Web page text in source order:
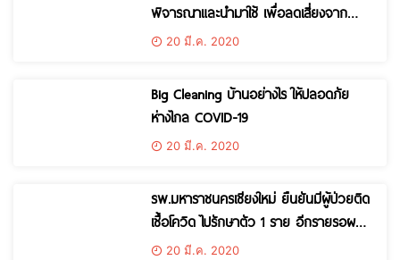
พิจารณาและนำมาใช้ เพื่อลดเสี่ยงจาก
COVID-19
20 มี.ค. 2020
Big Cleaning บ้านอย่างไร ให้ปลอดภัย
ห่างไกล COVID-19
20 มี.ค. 2020
รพ.มหาราชนครเชียงใหม่ ยืนยันมีผู้ป่วยติด
เชื้อโควิด ไปรักษาตัว 1 ราย อีกรายรอผล
ยืนยัน ได้แยกกักตัวรักษาไม่ปะปนกับผู้ป่วย
20 มี.ค. 2020